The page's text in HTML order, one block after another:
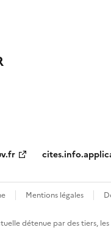
Mentions légales
détenue par des tiers,